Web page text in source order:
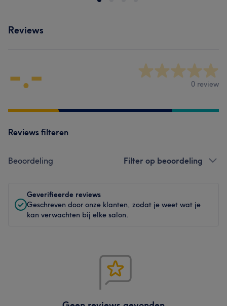
Reviews
-.- 0 review
Reviews filteren
Beoordeling Filter op beoordeling
Geverifieerde reviews
Geschreven door onze klanten, zodat je weet wat je
kan verwachten bij elke salon.